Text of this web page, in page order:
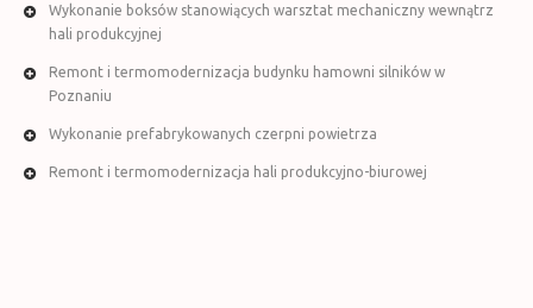
Wykonanie boksów stanowiących warsztat mechaniczny wewnątrz
hali produkcyjnej
Remont i termomodernizacja budynku hamowni silników w
Poznaniu
Wykonanie prefabrykowanych czerpni powietrza
Remont i termomodernizacja hali produkcyjno-biurowej